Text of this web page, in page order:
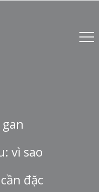
gan
vì sao
đặc